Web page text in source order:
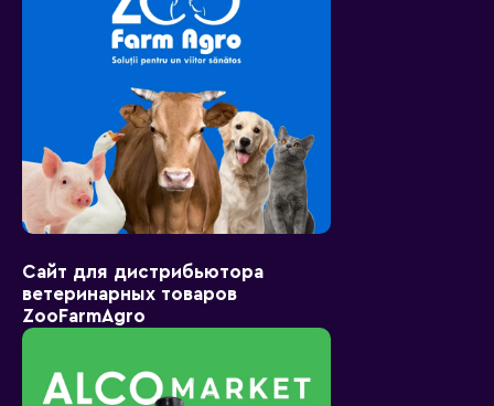
Сайт для дистрибьютора
ветеринарных товаров
ZooFarmAgro